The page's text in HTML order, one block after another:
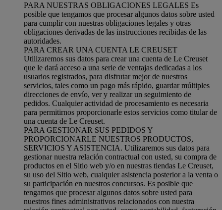
PARA NUESTRAS OBLIGACIONES LEGALES Es
posible que tengamos que procesar algunos datos sobre usted
para cumplir con nuestras obligaciones legales y otras
obligaciones derivadas de las instrucciones recibidas de las
autoridades.
PARA CREAR UNA CUENTA LE CREUSET
Utilizaremos sus datos para crear una cuenta de Le Creuset
que le dará acceso a una serie de ventajas dedicadas a los
usuarios registrados, para disfrutar mejor de nuestros
servicios, tales como un pago más rápido, guardar múltiples
direcciones de envío, ver y realizar un seguimiento de
pedidos. Cualquier actividad de procesamiento es necesaria
para permitirnos proporcionarle estos servicios como titular de
una cuenta de Le Creuset.
PARA GESTIONAR SUS PEDIDOS Y
PROPORCIONARLE NUESTROS PRODUCTOS,
SERVICIOS Y ASISTENCIA. Utilizaremos sus datos para
gestionar nuestra relación contractual con usted, su compra de
productos en el Sitio web y/o en nuestras tiendas Le Creuset,
su uso del Sitio web, cualquier asistencia posterior a la venta o
su participación en nuestros concursos. Es posible que
tengamos que procesar algunos datos sobre usted para
nuestros fines administrativos relacionados con nuestra